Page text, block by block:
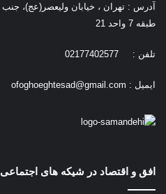
طبقه 7 واحد 21
تلفن : 02177402577
ایمیل : ofoghoeghtesad@gmail.com
افق و اقتصاد در شیکه های اجتماعی